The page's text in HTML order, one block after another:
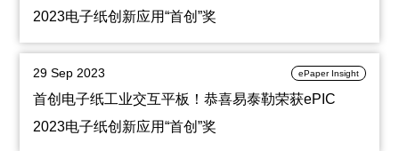
2023电子纸创新应用“首创”奖
29 Sep 2023 ePaper Insight
首创电子纸工业交互平板！恭喜易泰勒荣获ePIC
2023电子纸创新应用“首创”奖